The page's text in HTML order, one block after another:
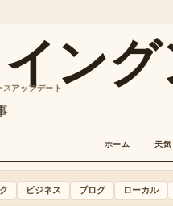
ン
アップデート
ホーム 天気
ビジネス ブログ ローカル